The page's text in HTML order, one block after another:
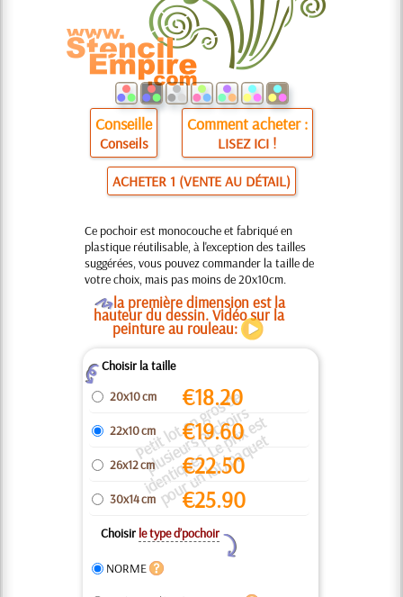
Conseille
Conseils
Comment acheter :
LISEZ ICI !
ACHETER 1 (VENTE AU DÉTAIL)
Ce pochoir est monocouche et fabriqué en
plastique réutilisable, à l'exception des tailles
suggérées, vous pouvez commander la taille de
votre choix, mais pas moins de 20x10cm.
Ola première dimension est la
hauteur du dessin. Vidéo sur la
peinture au rouleau:
ZChoisir la taille
P
e
ti
t l
o
t
e
n
g
r
o
s
d
e
pl
u
si
e
u
r
s
p
o
c
h
oi
r
s
i
d
e
n
ti
q
u
e
s.
L
e
p
ri
x
e
s
t
p
o
u
r
u
n l
o
t
/
p
a
q
u
e
t
20x10 cm €18.20
22x10 cm €19.60
26x12 cm €22.50
30x14 cm €25.90
Choisir le type d’pochoir
Y
NORME